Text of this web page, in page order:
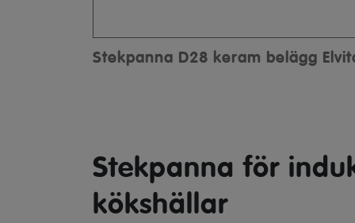
Stekpanna D28 keram belägg
Stekpanna för
kökshällar